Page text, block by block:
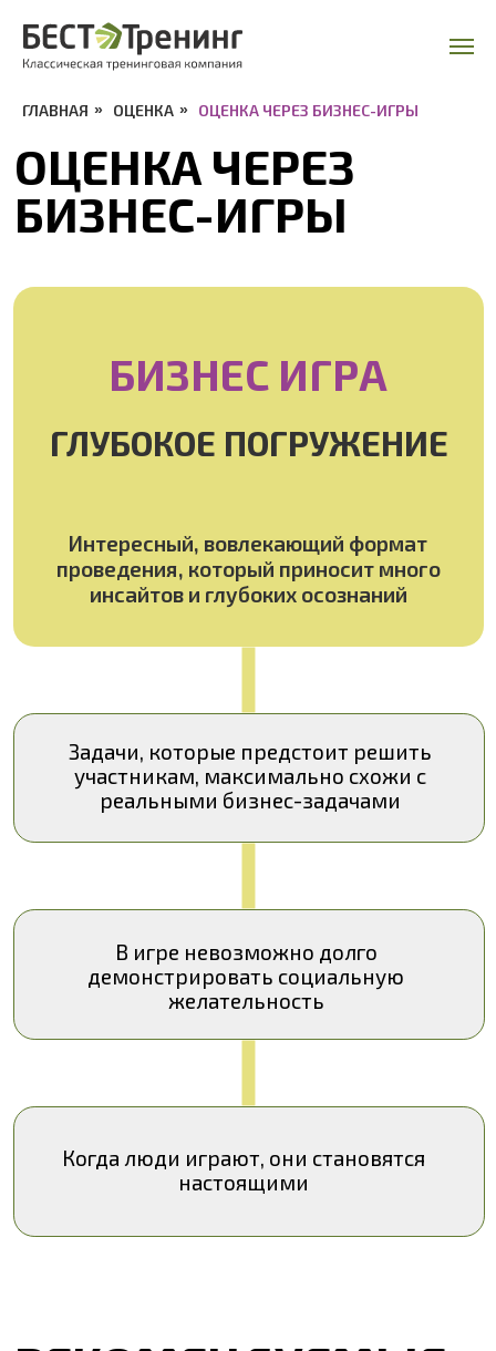
ГЛАВНАЯ » ОЦЕНКА » ОЦЕНКА ЧЕРЕЗ БИЗНЕС-ИГРЫ
ОЦЕНКА ЧЕРЕЗ
БИЗНЕС-ИГРЫ
ГЛУБОКОЕ ПОГРУЖЕНИЕ
Интересный, вовлекающий формат
участникам, максимально схожи с
В игре невозможно долго
демонстрировать социальную
желательность
Когда люди играют, они становятся
настоящими
РЕКОМЕНДУЕМЫЕ
НАМИ БИЗНЕС-
ИГРЫ ДЛЯ ОЦЕНКИ